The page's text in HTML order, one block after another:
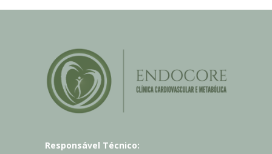
Responsável Técnico: